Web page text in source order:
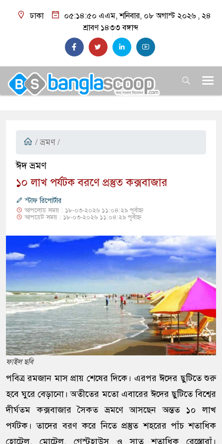
ঢাকা ০৫:১৪:৫১ এএম, শনিবার, ০৮ অগাস্ট ২০২৬ , ২৪
শ্রাবণ ১৪৩৩ বঙ্গাব্দ
/ ভ্রমণ /
ঈদ ভ্রমণ
১০ লাখ পর্যটক বরণে প্রস্তুত কক্সবাজার
স্টাফ রিপোর্টার
আপলোড সময় : ১৮-০৩-২০২৬ ১১:০৪:২৯ পূর্বাহ্ন
আপডেট সময় : ১৮-০৩-২০২৬ ১১:০৪:২৯ পূর্বাহ্ন
ফাইল ছবি
পবিত্র রমজান মাস প্রায় শেষের দিকে। এরপর ঈদের ছুটিতে শুরু
হবে ঘুরে বেড়ানো। অতীতের মতো এবারের ঈদের ছুটিতে বিশ্বের
দীর্ঘতম কক্সবাজার সৈকত ভ্রমণে আসছেন অন্তত ১০ লাখ
পর্যটক। তাদের বরণ করে নিতে প্রস্তুত শহরের পাঁচ শতাধিক
হোটেল, মোটেল, গেস্টহাউস ও সাত শতাধিক রেস্তোরাঁ।